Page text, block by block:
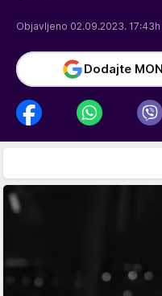
Objavljeno 02.09.2023. 17:43h
Dodajte